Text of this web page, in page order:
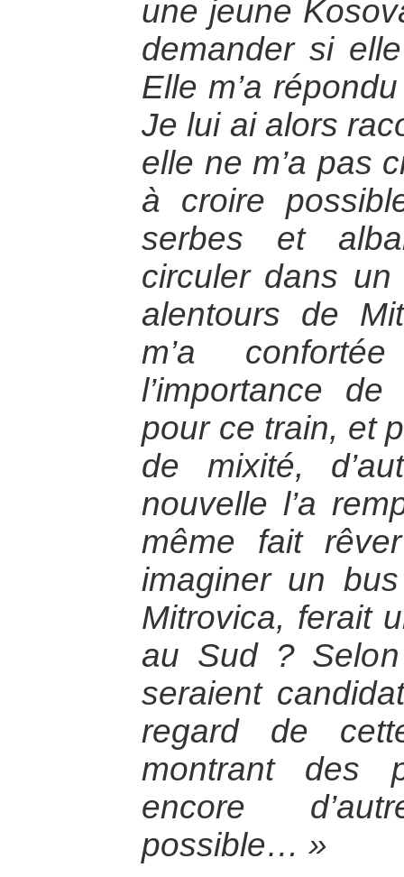
une jeune
demander si
Elle m’a
Je lui ai alors
elle ne m’a pas
à croire
serbes et
circuler dans
alentours de
m’a
l’importance
pour ce train, et
de mixité,
nouvelle l’a
même fait
imaginer un
Mitrovica, ferait
au Sud ?
seraient
regard de
montrant des
encore
possible… »